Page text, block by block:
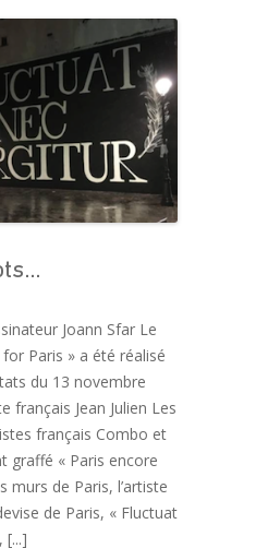
Joann Sfar Le
Paris » a été réalisé
du 13 novembre
français Jean Julien Les
français Combo et
graffé « Paris encore
murs de Paris, l’artiste
de Paris, « Fluctuat
[...]